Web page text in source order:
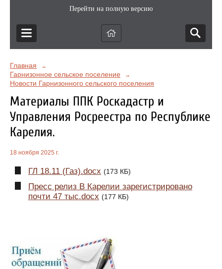
Перейти на полную версию
Главная →
Гарнизонное сельское поселение →
Новости Гарнизонного сельского поселения
Материалы ППК Роскадастр и
Управления Росреестра по Республике
Карелия.
18 ноября 2025 г.
ГЛ 18.11 (Газ).docx (173 КБ)
Пресс релиз В Карелии зарегистрировано
почти 47 тыс.docx (177 КБ)